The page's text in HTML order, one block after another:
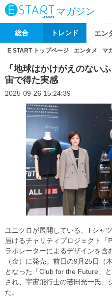
マガジン
総合 トレンド エン
E START トップページ エンタメ マ
「地球はかけがえのない
宙で得た実感
2025-09-26 15:24:39
ユニクロが展開している、Tシャ
届けるチャリティプロジェクト「
ラボレーターによるデザインを含
（金）に発売。前日の9月25日（
となった「Club for the Future」
され、宇宙飛行士の若田光一氏、
た。